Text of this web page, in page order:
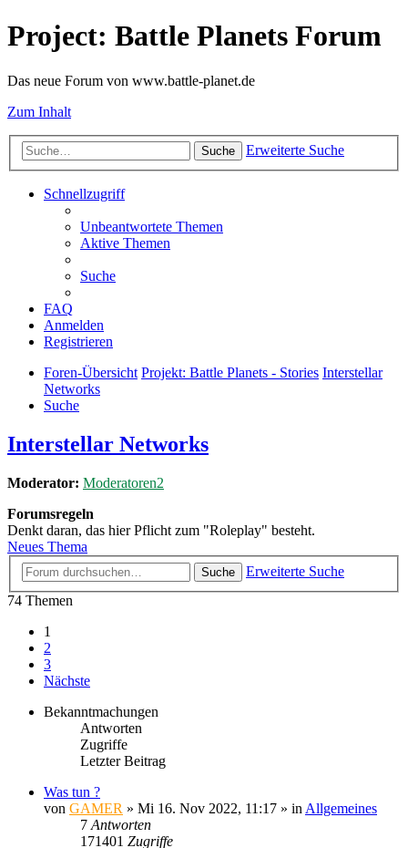
Project: Battle Planets Forum
Das neue Forum von www.battle-planet.de
Zum Inhalt
Suche Erweiterte Suche
Schnellzugriff
Unbeantwortete Themen
Aktive Themen
Suche
FAQ
Anmelden
Registrieren
Foren-Übersicht Projekt: Battle Planets - Stories Interstellar
Networks
Suche
Interstellar Networks
Moderator: Moderatoren2
Forumsregeln
Denkt daran, das hier Pflicht zum "Roleplay" besteht.
Neues Thema
Suche
Erweiterte Suche
74 Themen
1
2
3
Nächste
Bekanntmachungen
Antworten
Zugriffe
Letzter Beitrag
Was tun ?
von GAMER » Mi 16. Nov 2022, 11:17 » in Allgemeines
7 Antworten
171401 Zugriffe